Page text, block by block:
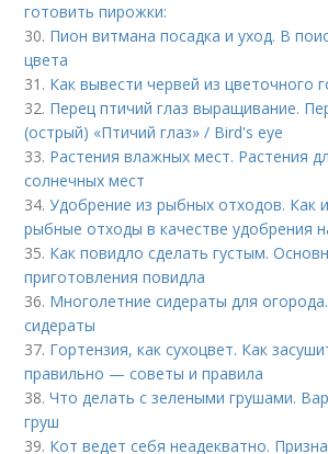
готовить пирожки:
30. Пион витмана посадка и уход. В
цвета
31. Как вывести червей из цветочного
32. Перец птичий глаз выращивание.
(острый) «Птичий глаз» / Bird's eye
33. Растения влажных мест. Растения
солнечных мест
34.Удобрение из рыбных отходов. Как
рыбные отходы в качестве удобрения
35. Как повидло сделать густым.
приготовления повидла
36. Многолетние сидераты для
сидераты
37. Гортензия, как сухоцвет. Как
правильно — советы и правила
38.Что делать с зелеными грушами.
груш
39. Кот ведет себя неадекватно.